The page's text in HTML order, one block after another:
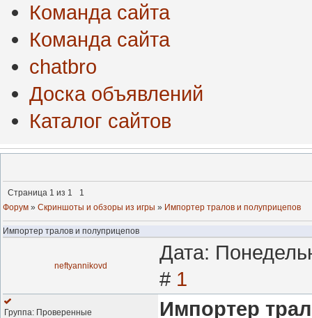
Команда сайта
Команда сайта
chatbro
Доска объявлений
Каталог сайтов
Страница 1 из 1
1
Форум » Скриншоты и обзоры из игры » Импортер тралов и полуприцепов
Импортер тралов и полуприцепов
neftyannikovd
Дата:
# 1
Группа: Проверенные
Импортер